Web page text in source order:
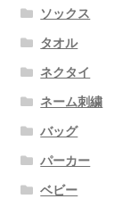
ソックス
タオル
ネクタイ
ネーム刺繍
バッグ
パーカー
ベビー